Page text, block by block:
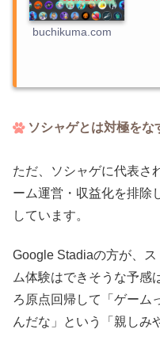
buchikuma.com
ソシャゲとは対極をな
ただ、ソシャゲに代表さ
ーム運営・収益化を排除
しています。
Google Stadiaの方が、
ム体験はできそうな予感
ろ原点回帰して「ゲーム
んだな」という「親しみ